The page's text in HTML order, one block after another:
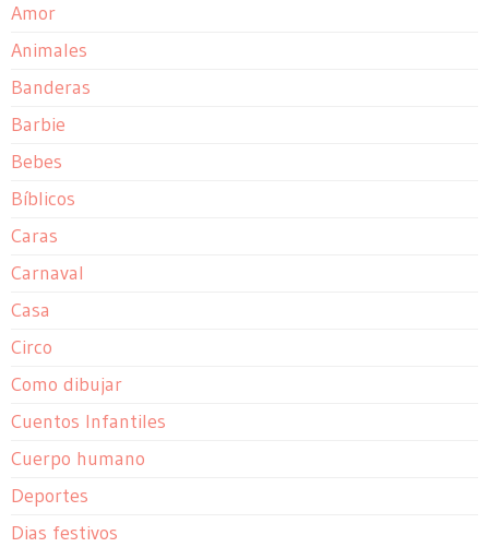
Amor
Animales
Banderas
Barbie
Bebes
Bíblicos
Caras
Carnaval
Casa
Circo
Como dibujar
Cuentos Infantiles
Cuerpo humano
Deportes
Dias festivos